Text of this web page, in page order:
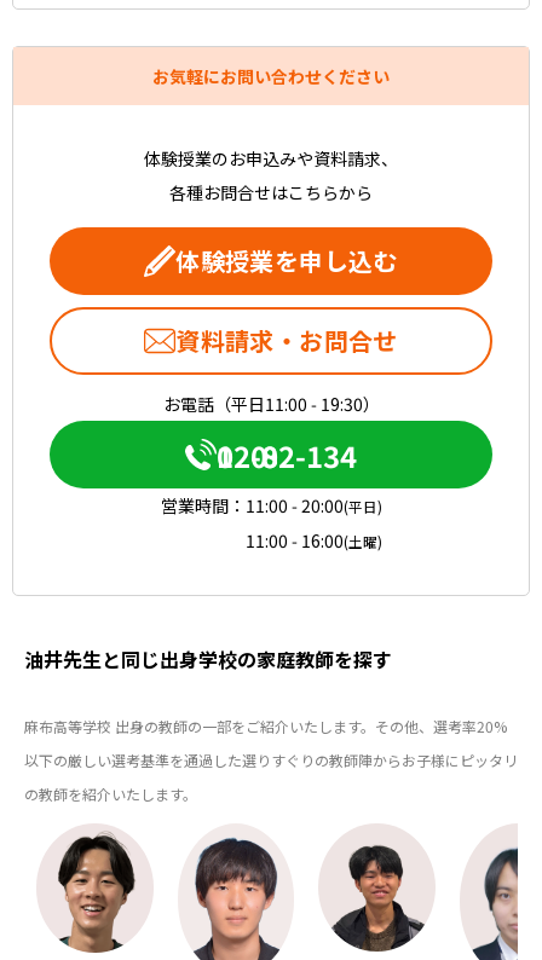
お気軽にお問い合わせください
体験授業のお申込みや資料請求、
各種お問合せはこちらから
体験授業を申し込む
資料請求・お問合せ
お電話（平日11:00 - 19:30）
0120-082-134
営業時間： 11:00 - 20:00(平日)
11:00 - 16:00(土曜)
油井先生と同じ出身学校の家庭教師を探す
麻布高等学校 出身の教師の一部をご紹介いたします。その他、選考率20%
以下の厳しい選考基準を通過した選りすぐりの教師陣からお子様にピッタリ
の教師を紹介いたします。